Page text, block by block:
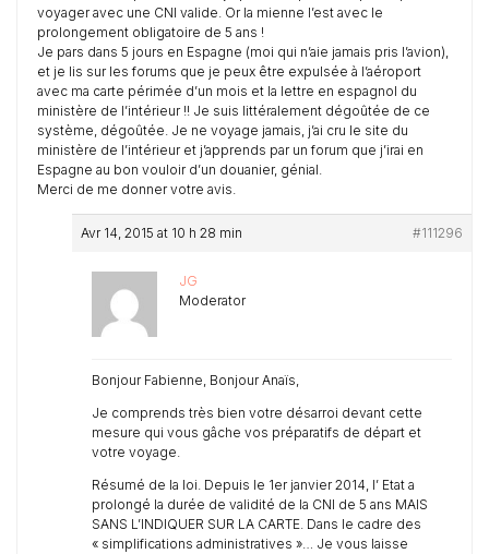
voyager avec une CNI valide. Or la mienne l’est avec le
prolongement obligatoire de 5 ans !
Je pars dans 5 jours en Espagne (moi qui n’aie jamais pris l’avion),
et je lis sur les forums que je peux être expulsée à l’aéroport
avec ma carte périmée d’un mois et la lettre en espagnol du
ministère de l’intérieur !! Je suis littéralement dégoûtée de ce
système, dégoûtée. Je ne voyage jamais, j’ai cru le site du
ministère de l’intérieur et j’apprends par un forum que j’irai en
Espagne au bon vouloir d’un douanier, génial.
Merci de me donner votre avis.
Avr 14, 2015 at 10 h 28 min #111296
JG
Moderator
Bonjour Fabienne, Bonjour Anaïs,
Je comprends très bien votre désarroi devant cette
mesure qui vous gâche vos préparatifs de départ et
votre voyage.
Résumé de la loi. Depuis le 1er janvier 2014, l’ Etat a
prolongé la durée de validité de la CNI de 5 ans MAIS
SANS L’INDIQUER SUR LA CARTE. Dans le cadre des
« simplifications administratives »… Je vous laisse